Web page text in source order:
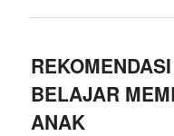
BELAJAR
ANAK